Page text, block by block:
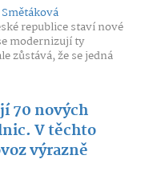
republice staví nové
modernizují ty
zůstává, že se jedná
70 nových
V těchto
výrazně